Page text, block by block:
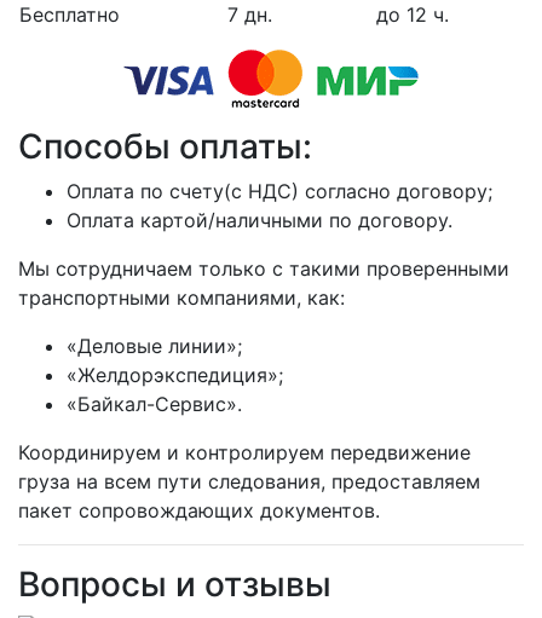
Бесплатно
7 дн. до 12 ч.
Способы оплаты:
Оплата по счету(с НДС) согласно договору;
Оплата картой/наличными по договору.
Мы сотрудничаем только с такими проверенными
транспортными компаниями, как:
«Деловые линии»;
«Желдорэкспедиция»;
«Байкал-Сервис».
Координируем и контролируем передвижение
груза на всем пути следования, предоставляем
пакет сопровождающих документов.
Вопросы и отзывы